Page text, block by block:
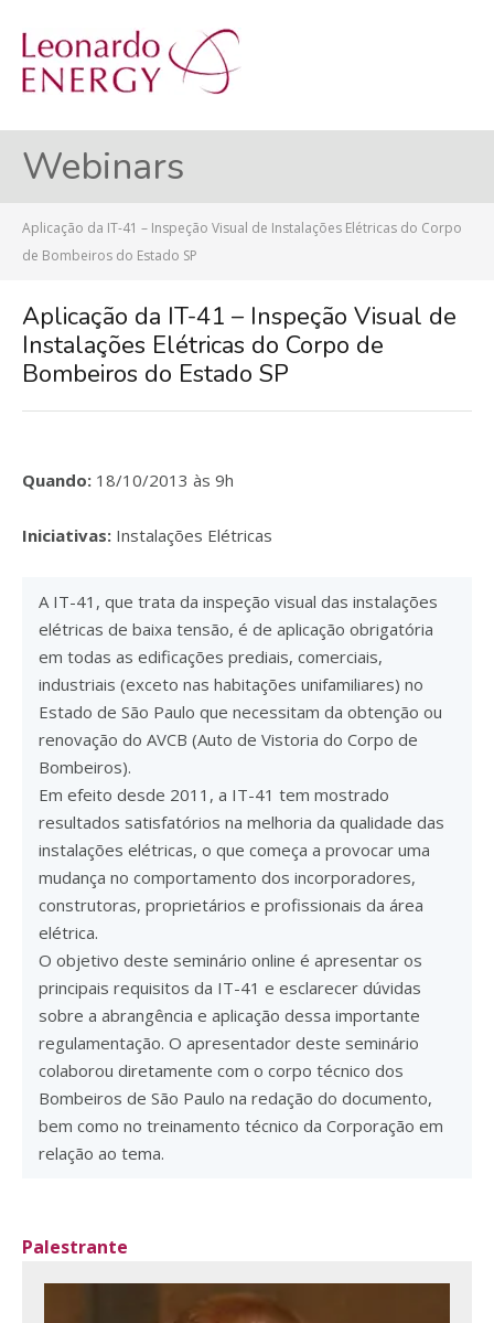
Webinars
Aplicação da IT-41 – Inspeção Visual de Instalações Elétricas do Corpo
de Bombeiros do Estado SP
Aplicação da IT-41 – Inspeção Visual de
Instalações Elétricas do Corpo de
Bombeiros do Estado SP
Quando: 18/10/2013 às 9h
Iniciativas: Instalações Elétricas
A IT-41, que trata da inspeção visual das instalações
elétricas de baixa tensão, é de aplicação obrigatória
em todas as edificações prediais, comerciais,
industriais (exceto nas habitações unifamiliares) no
Estado de São Paulo que necessitam da obtenção ou
renovação do AVCB (Auto de Vistoria do Corpo de
Bombeiros).
Em efeito desde 2011, a IT-41 tem mostrado
resultados satisfatórios na melhoria da qualidade das
instalações elétricas, o que começa a provocar uma
mudança no comportamento dos incorporadores,
construtoras, proprietários e profissionais da área
elétrica.
O objetivo deste seminário online é apresentar os
principais requisitos da IT-41 e esclarecer dúvidas
sobre a abrangência e aplicação dessa importante
regulamentação. O apresentador deste seminário
colaborou diretamente com o corpo técnico dos
Bombeiros de São Paulo na redação do documento,
bem como no treinamento técnico da Corporação em
relação ao tema.
Palestrante